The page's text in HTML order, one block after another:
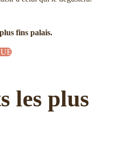
fins palais.
les plus